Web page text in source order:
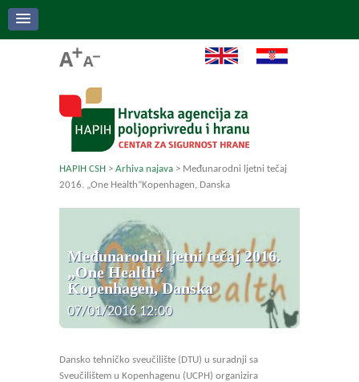
HAPIH CSH > Arhiva najava > Međunarodni ljetni tečaj
2016. „One Health“Kopenhagen, Danska
Međunarodni ljetni tečaj 2016.
„One Health“
Kopenhagen, Danska
07/01/2016 12:00
Dansko tehničko sveučilište (DTU) u suradnji sa
Sveučilištem u Kopenhagenu (UCPH) organizira